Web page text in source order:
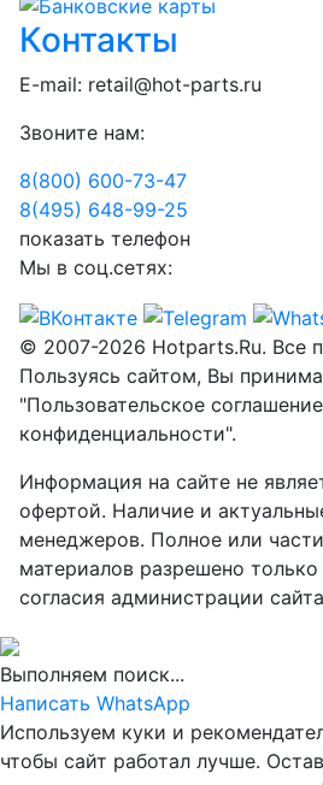
Контакты
E-mail: retail@hot-parts.ru
Звоните нам:
8(800) 600-73-47
8(495) 648-99-25
показать телефон
Мы в соц.сетях:
© 2007-2026 Hotparts.Ru. Все
Пользуясь сайтом, Вы
"Пользовательское
конфиденциальности".
Информация на сайте не
офертой. Наличие и
менеджеров. Полное или
материалов разрешено
согласия администрации
Выполняем поиск...
Написать WhatsApp
Используем куки и
чтобы сайт работал лучше.